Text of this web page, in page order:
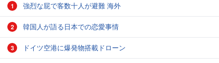
1 強烈な屁で客数十人が避難 海外
2 韓国人が語る日本での恋愛事情
3 ドイツ空港に爆発物搭載ドローン